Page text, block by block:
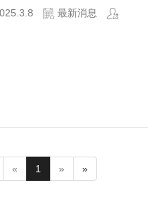
最新消息
« 1 » »